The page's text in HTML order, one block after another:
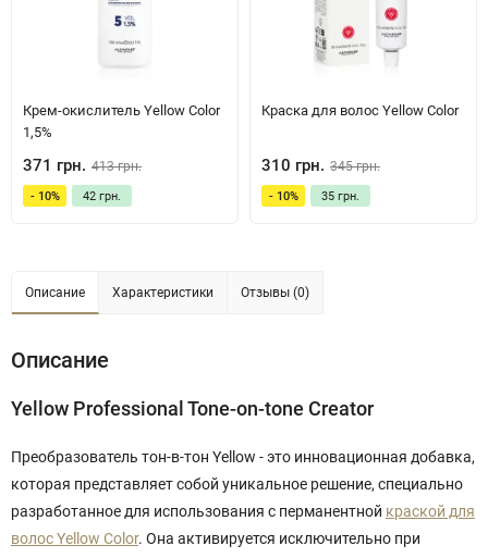
Крем-окислитель Yellow Color
1,5%
371 грн. 413 грн.
- 10% 42 грн.
Краска для волос Yellow Color
310 грн. 345 грн.
- 10% 35 грн.
Описание Характеристики Отзывы (0)
Описание
Yellow Professional Tone-on-tone Creator
Преобразователь тон-в-тон Yellow - это инновационная добавка,
которая представляет собой уникальное решение, специально
разработанное для использования с перманентной краской для
волос Yellow Color. Она активируется исключительно при